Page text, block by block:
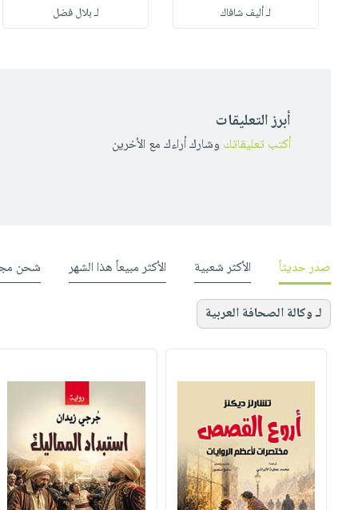
لـ أليف شافاك
لـ بلال فضل
أبرز التعليقات
أكتب تعليقاتك وشارك أراءك مع الأخرين
صدر حديثاً الأكثر شعبية الأكثر مبيعاً هذا الشهر شحن
لـ وكالة الصحافة العربية